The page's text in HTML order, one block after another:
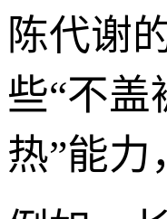
陈代谢
些“不
热”能